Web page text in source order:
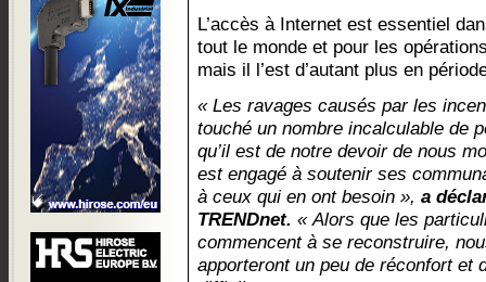
L’accès à Internet est essentiel
tout le monde et pour les
mais il l’est d’autant plus en
« Les ravages causés par les
touché un nombre incalculable de
qu’il est de notre devoir de nous
est engagé à soutenir ses
à ceux qui en ont besoin », a
TRENDnet. « Alors que les
commencent à se reconstruire,
apporteront un peu de réconfort et